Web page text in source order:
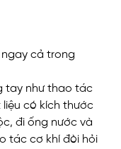
cả trong
tay như thao tác
có kích thước
đi ống nước và
tác cơ khí đòi hỏi